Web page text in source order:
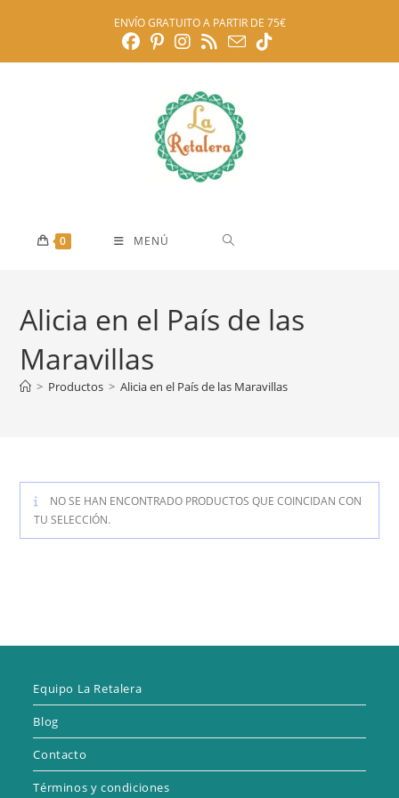
ENVÍO GRATUITO A PARTIR DE 75€
0 MENÚ
Alicia en el País de las
Maravillas
> Productos > Alicia en el País de las Maravillas
NO SE HAN ENCONTRADO PRODUCTOS QUE COINCIDAN CON
TU SELECCIÓN.
Equipo La Retalera
Blog
Contacto
Términos y condiciones